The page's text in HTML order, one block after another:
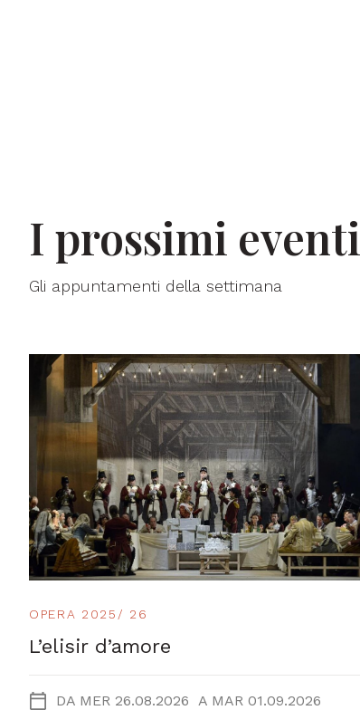
I prossimi eventi
Gli appuntamenti della settimana
OPERA 2025/ 26
L’elisir d’amore
DA MER 26.08.2026 A MAR 01.09.2026